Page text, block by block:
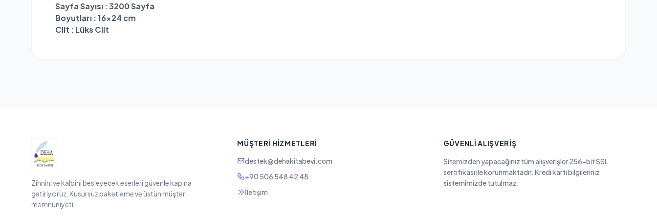
Sayfa Sayısı : 3200 Sayfa
Boyutları : 16x24 cm
Cilt : Lüks Cilt
Zihnini ve kalbini besleyecek eserleri güvenle kapına
getiriyoruz. Kusursuz paketleme ve üstün müşteri
memnuniyeti.
MÜŞTERI HIZMETLERI
destek@dehakitabevi.com
+90 506 548 42 48
İletişim
GÜVENLI ALIŞVERIŞ
Sitemizden yapacağınız tüm alışverişler 256-bit SSL
sertifikası ile korunmaktadır. Kredi kartı bilgileriniz
sistemimizde tutulmaz.